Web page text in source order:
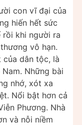
con vĩ đại của
hiến hết sức
khi người ra
vô hạn.
của dân tộc, là
Những bài
nhớ, xót xa
Nổi bật hơn cả
Phương. Nhà
và nỗi niềm